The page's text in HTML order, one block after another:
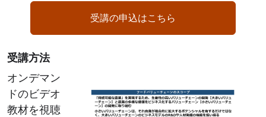
受講の申込はこちら
受講方法
オンデマン
ドのビデオ
教材を視聴